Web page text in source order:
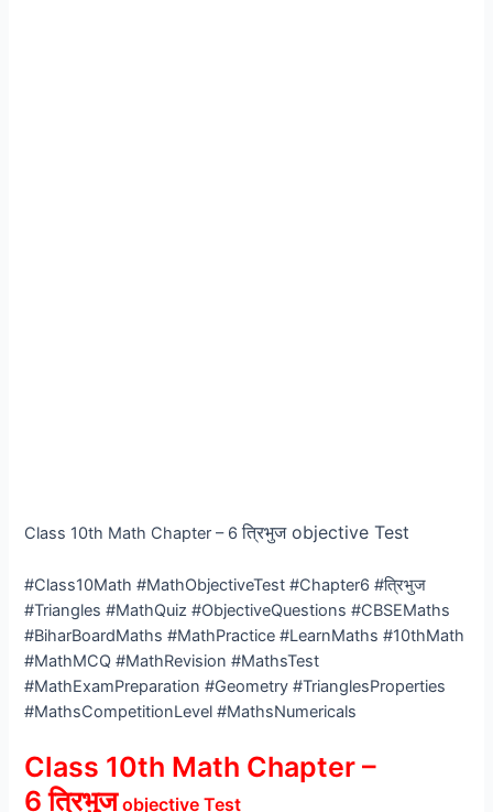
Class 10th Math Chapter – 6त्रिभुज objective Test
#Class10Math #MathObjectiveTest #Chapter6 #त्रिभुज
#Triangles #MathQuiz #ObjectiveQuestions #CBSEMaths
#BiharBoardMaths #MathPractice #LearnMaths #10thMath
#MathMCQ #MathRevision #MathsTest
#MathExamPreparation #Geometry #TrianglesProperties
#MathsCompetitionLevel #MathsNumericals
Class 10th Math Chapter –
6 त्रिभुज objective Test